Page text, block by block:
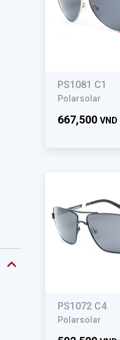
PS1081 C1
Polarsolar
667,500 VND
PS1072 C4
Polarsolar